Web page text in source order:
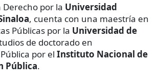
Derecho por la Universidad
, cuenta con una maestría en
Públicas por la Universidad de
de doctorado en
por el Instituto Nacional de
Pública.